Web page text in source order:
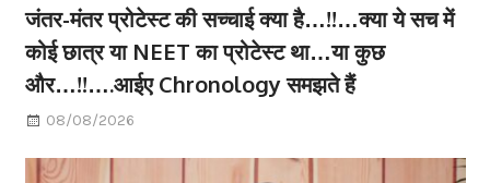
जंतर-मंतर प्रोटेस्ट की सच्चाई क्या है…!!…क्या ये सच में
कोई छात्र या NEET का प्रोटेस्ट था…या कुछ
और…!!….आईए Chronology समझते हैं
08/08/2026